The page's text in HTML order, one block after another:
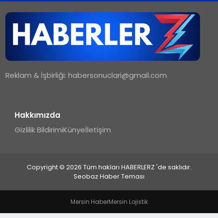
TEKNOLOJI
Reklam & İşbirliği:habersonuclari@gmail.com
Hakkımızda
Gizlilik BildirimiKünyeİletişim
Copyright © 2026 Tüm hakları HABERLERZ 'de saklıdır.
Seobaz Haber Teması
Mersin HaberMersin Lojistik